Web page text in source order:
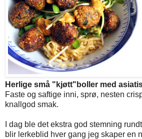
Herlige små "kjøtt"boller med
Faste og saftige inni, sprø, nesten
knallgod smak.
I dag ble det ekstra god stemning
blir lerkeblid hver gang jeg skaper en